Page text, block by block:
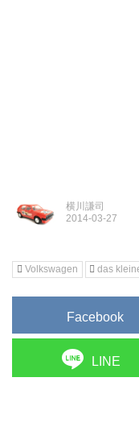
横川謙司
Volkswagen das
Facebook
LINE